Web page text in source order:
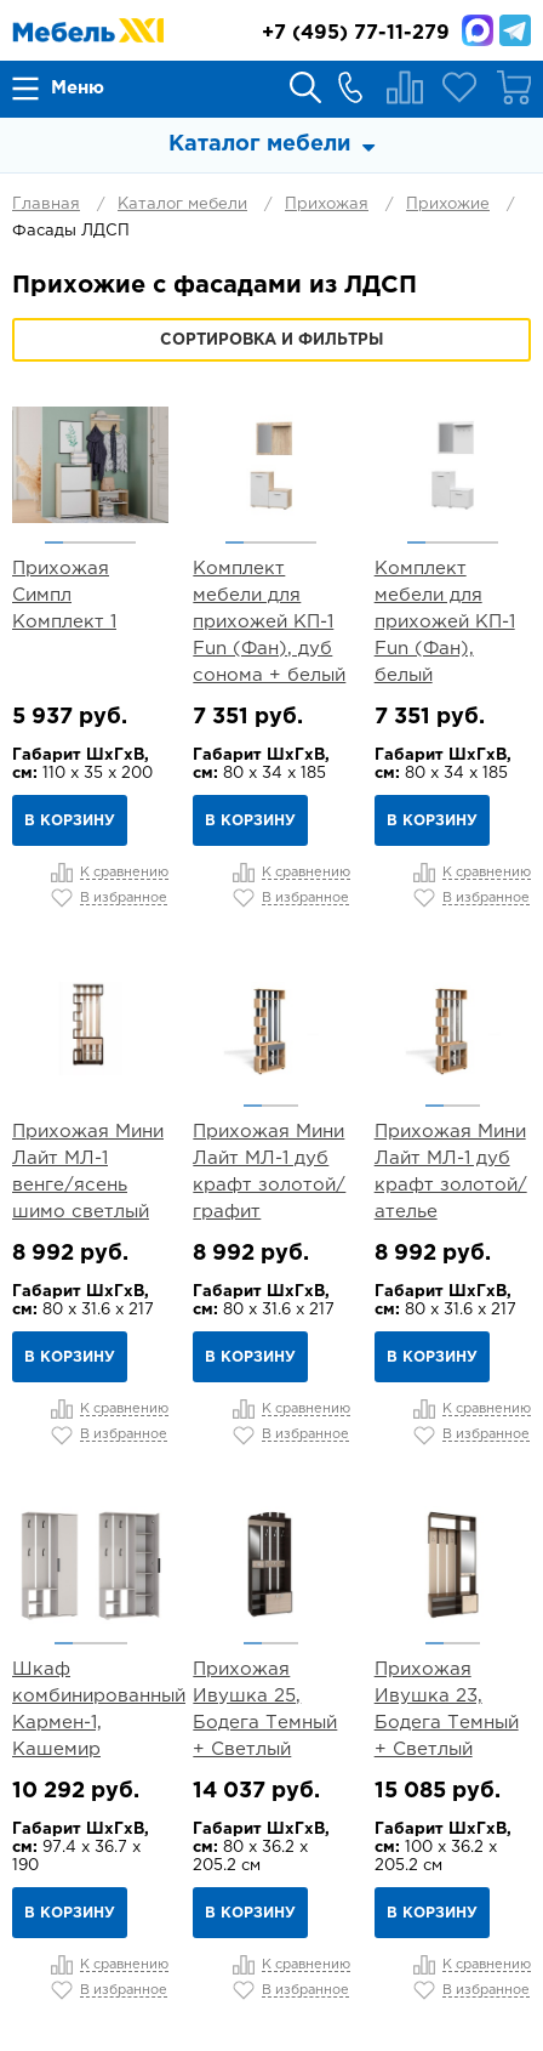
Меню
+7 (495) 77-11-279
Каталог мебели
Главная Каталог мебели Прихожая
Прихожие
Фасады ЛДСП
Прихожие с фасадами из ЛДСП
СОРТИРОВКА И ФИЛЬТРЫ
Прихожая
Симпл
Комплект 1
5 937 руб.
Габарит ШхГхВ,
см: 110 х 35 х 200
В КОРЗИНУ
К сравнению
В избранное
Комплект
мебели для
прихожей КП-1
Fun (Фан), дуб
сонома + белый
7 351 руб.
Габарит ШхГхВ,
см: 80 х 34 х 185
В КОРЗИНУ
К сравнению
В избранное
Комплект
мебели для
прихожей КП-1
Fun (Фан),
белый
7 351 руб.
Габарит ШхГхВ,
см: 80 х 34 х 185
В КОРЗИНУ
К сравнению
В избранное
Прихожая Мини
Лайт МЛ-1
венге/ясень
шимо светлый
8 992 руб.
Габарит ШхГхВ,
см: 80 х 31.6 х 217
В КОРЗИНУ
К сравнению
В избранное
Прихожая Мини
Лайт МЛ-1 дуб
крафт золотой/
графит
8 992 руб.
Габарит ШхГхВ,
см: 80 х 31.6 х 217
В КОРЗИНУ
К сравнению
В избранное
Прихожая Мини
Лайт МЛ-1 дуб
крафт золотой/
ателье
8 992 руб.
Габарит ШхГхВ,
см: 80 х 31.6 х 217
В КОРЗИНУ
К сравнению
В избранное
Шкаф
комбинированный
Кармен-1,
Кашемир
10 292 руб.
Габарит ШхГхВ,
см: 97.4 х 36.7 х
190
В КОРЗИНУ
К сравнению
В избранное
Прихожая
Ивушка 25,
Бодега Темный
+ Светлый
14 037 руб.
Габарит ШхГхВ,
см: 80 х 36.2 х
205.2 см
В КОРЗИНУ
К сравнению
В избранное
Прихожая
Ивушка 23,
Бодега Темный
+ Светлый
15 085 руб.
Габарит ШхГхВ,
см: 100 х 36.2 х
205.2 см
В КОРЗИНУ
К сравнению
В избранное